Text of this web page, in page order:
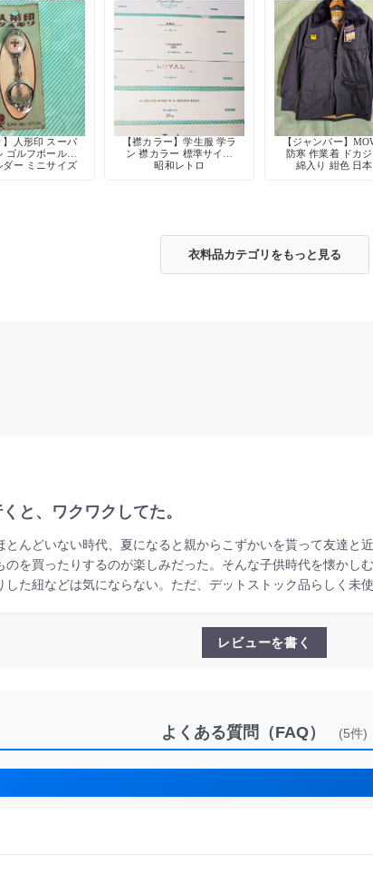
】人形印 スーパ
ゴルフボール型
ダー ミニサイズ
【襟カラー】学生服 学ラ
ン 襟カラー 標準サイズ
昭和レトロ
【ジャンパー】
防寒 作業着 ドカジ
綿入り 紺色 日
衣料品カテゴリをもっと見る
と、ワクワクしてた。
んどいない時代、夏になると親からこずかいを貰って友達と
を買ったりするのが楽しみだった。そんな子供時代を懐かし
た紐などは気にならない。ただ、デットストック品らしく未
レビューを書く
よくある質問（FAQ） (5件)